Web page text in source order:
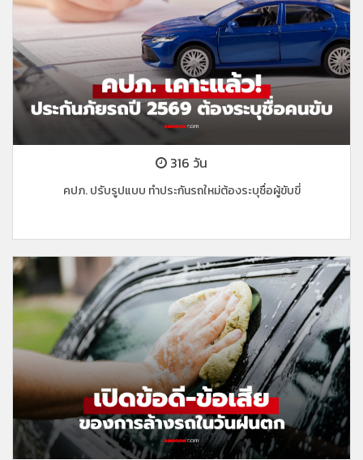
316 วัน
คปภ. ปรับรูปแบบ ทำประกันรถใหม่ต้องระบุชื่อผู้ขับขี่